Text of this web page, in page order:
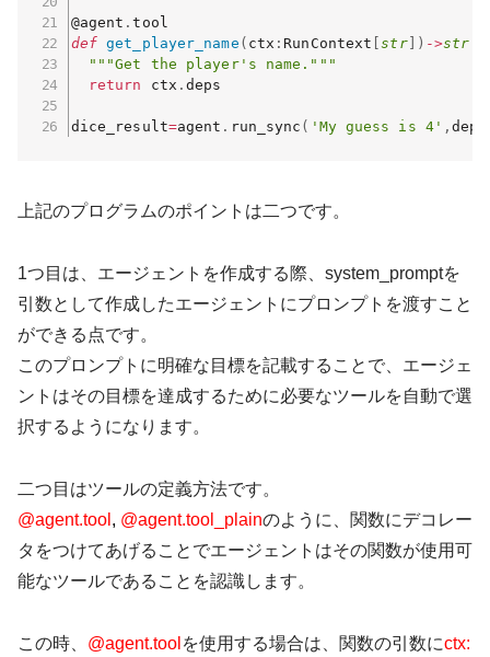
@agent .
def get_player_name ( ctx : RunContext [str] ) ->str
"""Get the player's name."""
return
ctx .deps
dice_result=agent . run_sync ( 'My guess is 4' ,deps
上記のプログラムのポイントは二つです。
1つ目は、エージェントを作成する際、system_promptを
引数として作成したエージェントにプロンプトを渡すこと
ができる点です。
このプロンプトに明確な目標を記載することで、エージェ
ントはその目標を達成するために必要なツールを自動で選
択するようになります。
二つ目はツールの定義方法です。
@agent.tool , @agent.tool_plainのように、関数にデコレー
タをつけてあげることでエージェントはその関数が使用可
能なツールであることを認識します。
この時、 @agent.tool を使用する場合は、関数の引数にctx: